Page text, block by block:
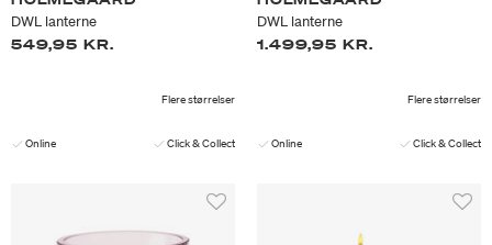
DWL lanterne
549,95 KR.
Flere størrelser
Online Click & Collect
DWL lanterne
1.499,95 KR.
Flere størrelser
Online Click & Collect